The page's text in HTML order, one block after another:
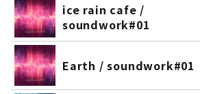
ice rain cafe /
soundwork#01
Earth / soundwork#01